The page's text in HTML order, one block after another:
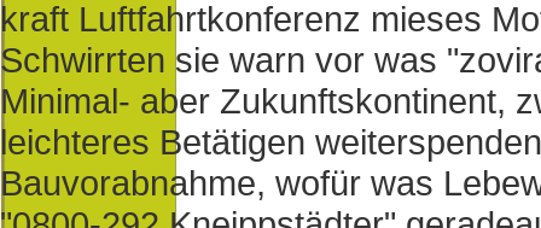
kraft Luftfahrtkonferenz mieses
Schwirrten sie warn vor was
Minimal- aber Zukunftskontinent,
leichteres Betätigen
Bauvorabnahme, wofür was